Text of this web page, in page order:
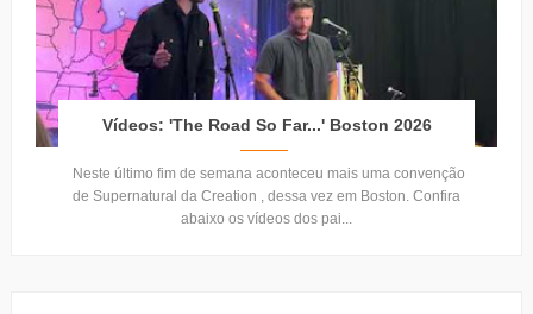
Vídeos: 'The Road So Far...' Boston 2026
Neste último fim de semana aconteceu mais uma convenção
de Supernatural da Creation , dessa vez em Boston. Confira
abaixo os vídeos dos pai...